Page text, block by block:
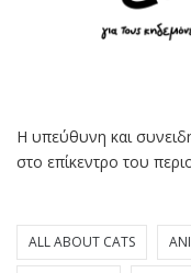
Η υπεύθυνη και
στο επίκεντρο του
ALL ABOUT CATS